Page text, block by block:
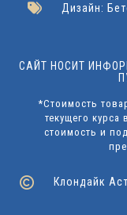
Дизайн:
САЙТ НОСИТ
*Стоимость
текущего
стоимость и
Клондайк